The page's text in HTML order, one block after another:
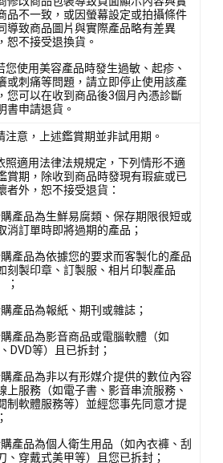
品不一致，或因螢幕設定或拍攝條件
導致商品圖片與實際產品略有差異
恕不接受退換貨。
您使用美容產品時發生過敏、起疹、
或刺痛等問題，請立即停止使用該產
您可以在收到商品後3個月內憑診斷
書申請退貨。
注意，上述鑑賞期並非試用期。
照適用法律法規規定，下列情形不適
賞期，除收到商品時發現有瑕疵或已
者外，恕不接受退貨：
購產品為生鮮易腐類、保存期限很短或
消訂單時即將過期的產品；
購產品為依據您的要求而客製化的產品
刻製印章、訂製服、相片印製產品
；
購產品為報紙、期刊或雜誌；
購產品為影音商品或電腦軟體（如
DVD等）且已拆封；
購產品為非以有形媒介提供的數位內容
上服務（如電子書、影音串流服務、
制軟體服務等）並經您事先同意才提
購產品為個人衛生用品（如內衣褲、刮
、穿戴式美甲等）且您已拆封；